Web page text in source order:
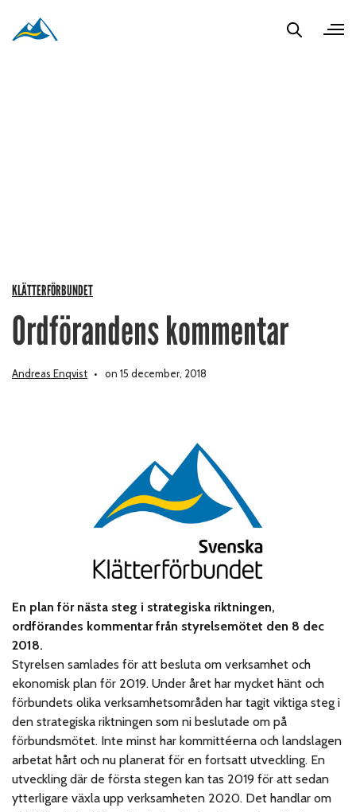
KLÄTTERFÖRBUNDET
Ordförandens kommentar
Andreas Enqvist on 15 december, 2018
En plan för nästa steg i strategiska riktningen,
ordförandes kommentar från styrelsemötet den 8 dec
2018.
Styrelsen samlades för att besluta om verksamhet och
ekonomisk plan för 2019. Under året har mycket hänt och
förbundets olika verksamhetsområden har tagit viktiga steg i
den strategiska riktningen som ni beslutade om på
förbundsmötet. Inte minst har kommittéerna och landslagen
arbetat hårt och nu planerat för en fortsatt utveckling. En
utveckling där de första stegen kan tas 2019 för att sedan
ytterligare växla upp verksamheten 2020. Det handlar om